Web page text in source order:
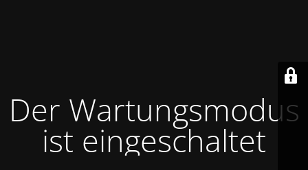
Der Wartungsmodus
ist eingeschaltet